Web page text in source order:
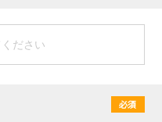
必須